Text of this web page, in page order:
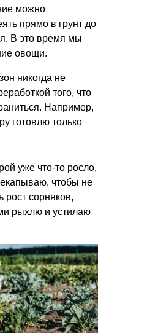
можно
прямо в грунт до
В это время мы
овощи.
никогда не
того, что
Например,
готовлю только
уже что-то росло,
чтобы не
рост сорняков,
рыхлю и устилаю